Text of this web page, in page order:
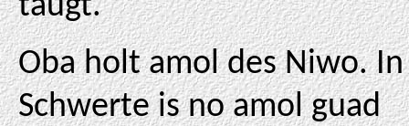
Oba holt amol des Niwo. In
Schwerte is no amol guad